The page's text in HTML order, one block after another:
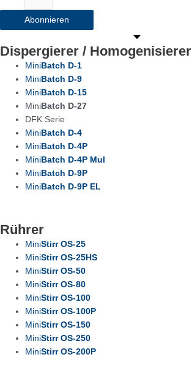
Abonnieren
Dispergierer / Homogenisierer
Mini Batch D-1
Mini Batch D-9
Mini Batch D-15
Mini Batch D-27
DFK Serie
Mini Batch D-4
Mini Batch D-4P
Mini Batch D-4P Mul
Mini Batch D-9P
Mini Batch D-9P EL
Rührer
MiniStirr OS-25
MiniStirr OS-25HS
MiniStirr OS-50
MiniStirr OS-80
MiniStirr OS-100
MiniStirr OS-100P
MiniStirr OS-150
MiniStirr OS-250
MiniStirr OS-200P